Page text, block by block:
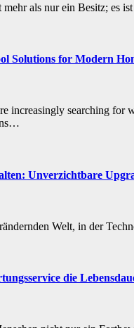
als nur ein Besitz; es
Solutions for Modern
increasingly searching for
Unverzichtbare
Welt, in der
die